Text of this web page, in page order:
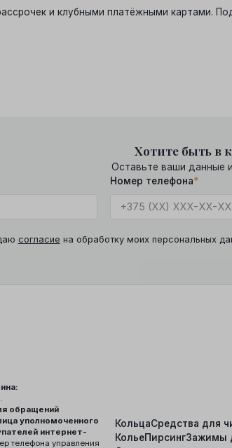
и клубными платёжными картами.
Хотите быть в
Оставьте ваши данные
Номер телефона*
согласие на обработку моих персональных
обращений
уполномоченного
интернет-
телефона управления
КольцаСредства для
КольеПирсингЗажимы